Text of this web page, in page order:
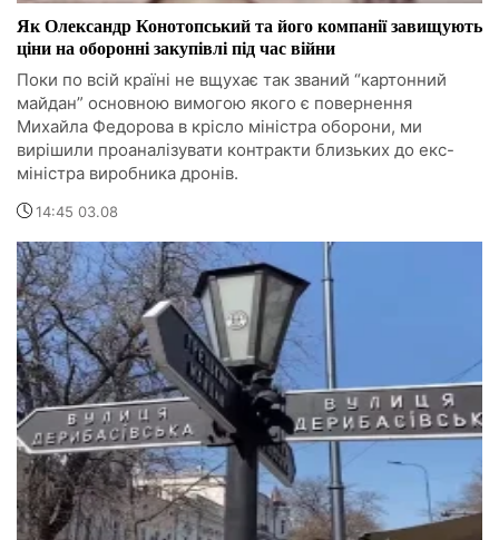
Як Олександр Конотопський та його компанії завищують
ціни на оборонні закупівлі під час війни
Поки по всій країні не вщухає так званий “картонний
майдан” основною вимогою якого є повернення
Михайла Федорова в крісло міністра оборони, ми
вирішили проаналізувати контракти близьких до екс-
міністра виробника дронів.
14:45 03.08